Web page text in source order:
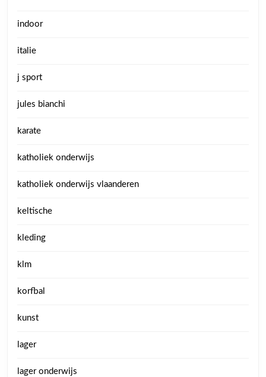
indoor
italie
j sport
jules bianchi
karate
katholiek onderwijs
katholiek onderwijs vlaanderen
keltische
kleding
klm
korfbal
kunst
lager
lager onderwijs